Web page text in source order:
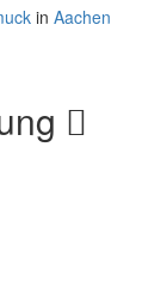
in Aachen